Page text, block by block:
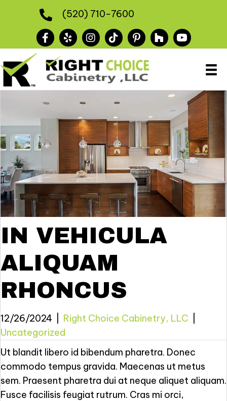
(520) 710-7600
IN VEHICULA
ALIQUAM
RHONCUS
12/26/2024 Right Choice Cabinetry, LLC
Uncategorized
Ut blandit libero id bibendum pharetra. Donec
commodo tempus gravida. Maecenas ut metus
sem. Praesent pharetra dui at neque aliquet aliquam.
Fusce facilisis feugiat rutrum. Cras mi orci,